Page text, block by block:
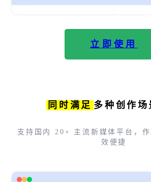
立即使用
同时满足 多种创作场
支持国内 20+ 主流新媒体平台，作
效便捷